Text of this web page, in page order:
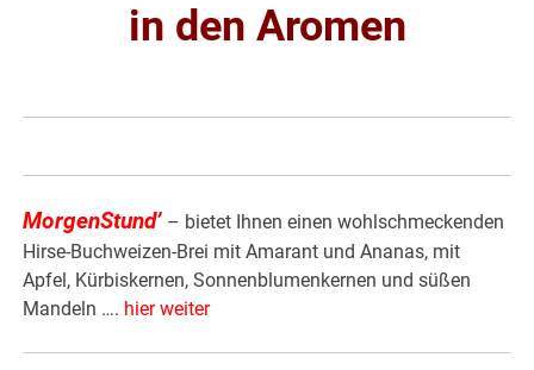
in den Aromen
MorgenStund’ – bietet Ihnen einen wohlschmeckenden
Hirse-Buchweizen-Brei mit Amarant und Ananas, mit
Apfel, Kürbiskernen, Sonnenblumenkernen und süßen
Mandeln …. hier weiter